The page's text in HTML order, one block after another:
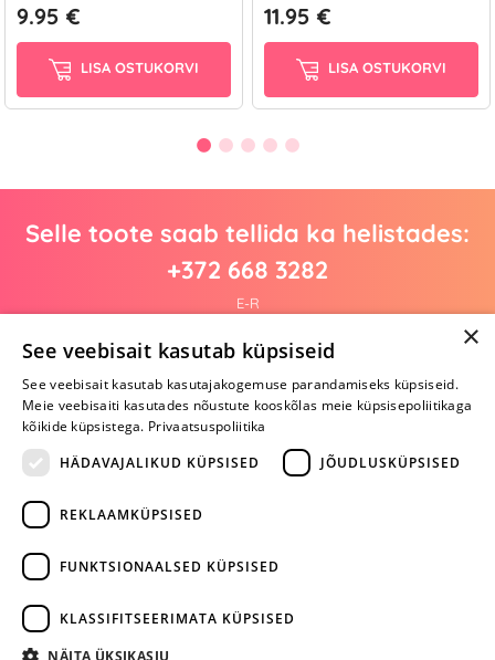
9.95 €
LISA OSTUKORVI
11.95 €
LISA OSTUKORVI
Selle toote saab tellida ka helistades:
+372 668 3282
E-R
Arvustusi veel pole
Ole esimene!
Kirjuta arvustus ja SAA KINGITUS!
+372 668 3282
info@yesyes.ee
×
See veebisait kasutab küpsiseid
See veebisait kasutab kasutajakogemuse parandamiseks küpsiseid.
Meie veebisaiti kasutades nõustute kooskõlas meie küpsisepoliitikaga
kõikide küpsistega. Privaatsuspoliitika
HÄDAVAJALIKUD KÜPSISED
JÕUDLUSKÜPSISED
REKLAAMKÜPSISED
FUNKTSIONAALSED KÜPSISED
KLASSIFITSEERIMATA KÜPSISED
NÄITA ÜKSIKASJU